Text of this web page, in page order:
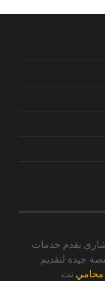
يقدم خدمات
جيدة لتقديم
محامي نت